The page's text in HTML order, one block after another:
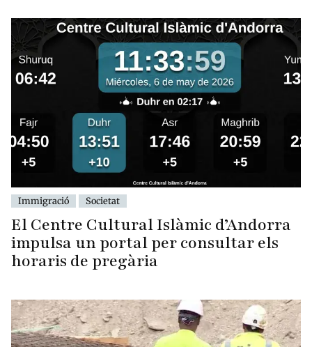
Immigració Societat
El Centre Cultural Islàmic d’Andorra
impulsa un portal per consultar els
horaris de pregària